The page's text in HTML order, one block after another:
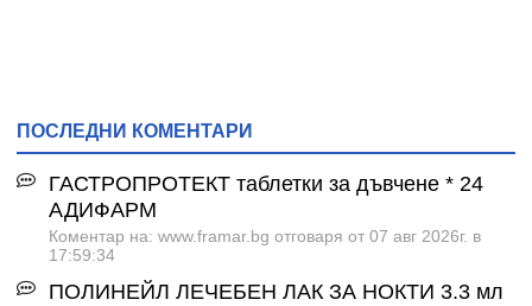
ПОСЛЕДНИ КОМЕНТАРИ
ГАСТРОПРОТЕКТ таблетки за дъвчене * 24
АДИФАРМ
Коментар на: www.framar.bg отговаря от 07 авг 2026г. в
17:59:34
ПОЛИНЕЙЛ ЛЕЧЕБЕН ЛАК ЗА НОКТИ 3.3 мл